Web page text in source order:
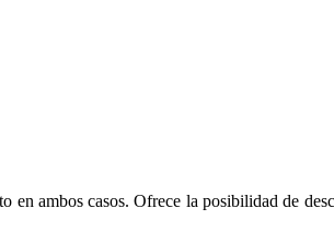
en ambos casos. Ofrece la posibilidad de